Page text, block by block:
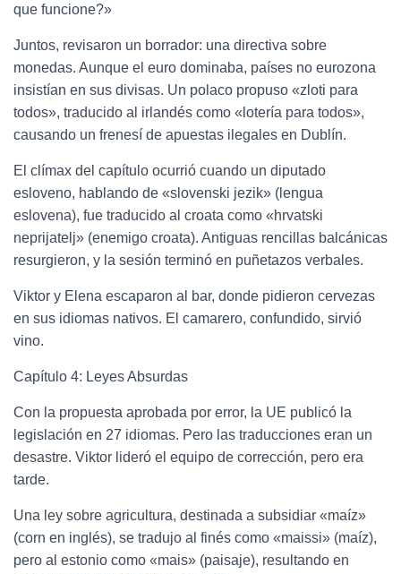
que funcione?»
Juntos, revisaron un borrador: una directiva sobre
monedas. Aunque el euro dominaba, países no eurozona
insistían en sus divisas. Un polaco propuso «zloti para
todos», traducido al irlandés como «lotería para todos»,
causando un frenesí de apuestas ilegales en Dublín.
El clímax del capítulo ocurrió cuando un diputado
esloveno, hablando de «slovenski jezik» (lengua
eslovena), fue traducido al croata como «hrvatski
neprijatelj» (enemigo croata). Antiguas rencillas balcánicas
resurgieron, y la sesión terminó en puñetazos verbales.
Viktor y Elena escaparon al bar, donde pidieron cervezas
en sus idiomas nativos. El camarero, confundido, sirvió
vino.
Capítulo 4: Leyes Absurdas
Con la propuesta aprobada por error, la UE publicó la
legislación en 27 idiomas. Pero las traducciones eran un
desastre. Viktor lideró el equipo de corrección, pero era
tarde.
Una ley sobre agricultura, destinada a subsidiar «maíz»
(corn en inglés), se tradujo al finés como «maissi» (maíz),
pero al estonio como «mais» (paisaje), resultando en